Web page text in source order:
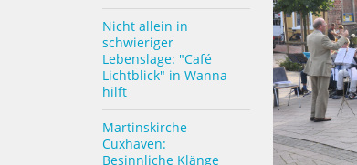
Nicht allein in
schwieriger
Lebenslage: "Café
Lichtblick" in Wanna
hilft
Martinskirche
Cuxhaven:
Besinnliche Klänge